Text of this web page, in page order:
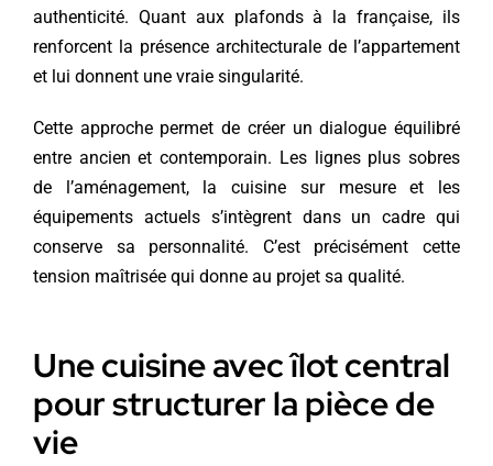
authenticité. Quant aux plafonds à la française, ils
renforcent la présence architecturale de l’appartement
et lui donnent une vraie singularité.
Cette approche permet de créer un dialogue équilibré
entre ancien et contemporain. Les lignes plus sobres
de l’aménagement, la cuisine sur mesure et les
équipements actuels s’intègrent dans un cadre qui
conserve sa personnalité. C’est précisément cette
tension maîtrisée qui donne au projet sa qualité.
Une cuisine avec îlot central
pour structurer la pièce de
vie